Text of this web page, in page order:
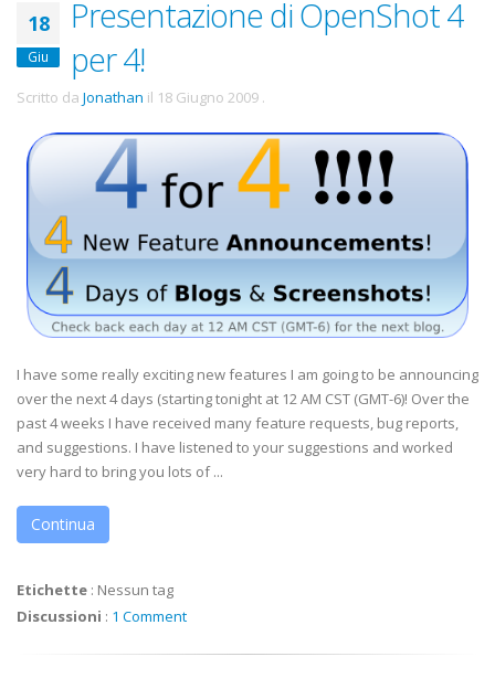
18
Giu
Presentazione di OpenShot 4
per 4!
Scritto da Jonathan il 18 Giugno 2009 .
I have some really exciting new features I am going to be announcing
over the next 4 days (starting tonight at 12 AM CST (GMT-6)! Over the
past 4 weeks I have received many feature requests, bug reports,
and suggestions. I have listened to your suggestions and worked
very hard to bring you lots of ...
Continua
Etichette : Nessun tag
Discussioni : 1 Comment